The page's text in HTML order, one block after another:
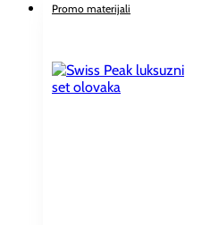
Promo materijali